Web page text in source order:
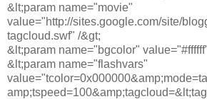
&lt;param name="movie"
value="http://sites.google.com/site/
tagcloud.swf" /&gt;
&lt;param name="bgcolor"
&lt;param name="flashvars"